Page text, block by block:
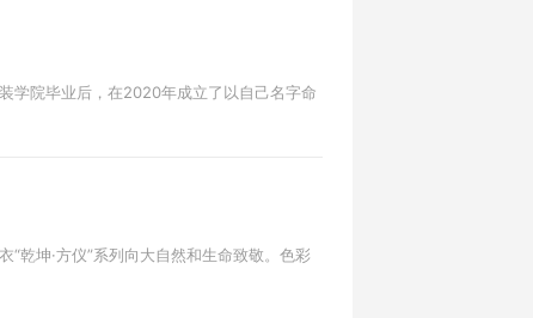
学院毕业后，在2020年成立了以自己名字命
乾坤·方仪”系列向大自然和生命致敬。色彩